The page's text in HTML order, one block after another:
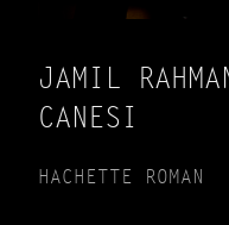
JAMIL
CANESI
HACHETTE ROMAN